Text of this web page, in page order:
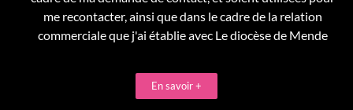
me recontacter, ainsi que dans le cadre de la relation
commerciale que j'ai établie avec Le diocèse de Mende
En savoir +